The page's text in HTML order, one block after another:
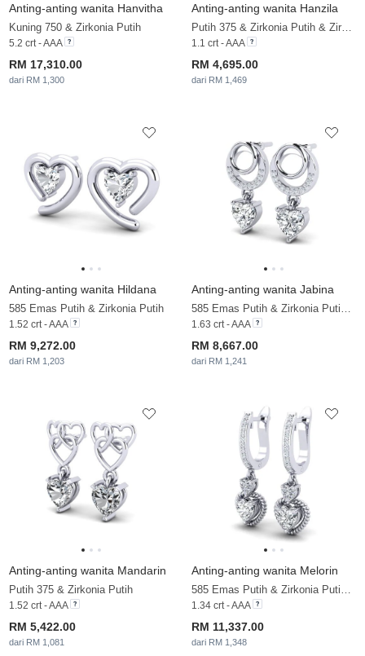
Anting-anting wanita Hanvitha
Kuning 750 & Zirkonia Putih
5.2 crt - AAA
RM 17,310.00
dari RM 1,300
Anting-anting wanita Hanzila
Putih 375 & Zirkonia Putih & Zirkonia
1.1 crt - AAA
RM 4,695.00
dari RM 1,469
Anting-anting wanita Hildana
585 Emas Putih & Zirkonia Putih
1.52 crt - AAA
RM 9,272.00
dari RM 1,203
Anting-anting wanita Jabina
585 Emas Putih & Zirkonia Putih & Brillant
1.63 crt - AAA
RM 8,667.00
dari RM 1,241
Anting-anting wanita Mandarin
Putih 375 & Zirkonia Putih
1.52 crt - AAA
RM 5,422.00
dari RM 1,081
Anting-anting wanita Melorin
585 Emas Putih & Zirkonia Putih & Brillant & Berlian
1.34 crt - AAA
RM 11,337.00
dari RM 1,348